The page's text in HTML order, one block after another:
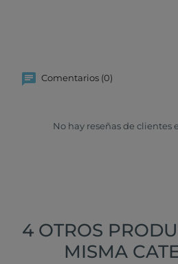
Comentarios (0)
No hay reseñas de clientes
4 OTROS
MISMA